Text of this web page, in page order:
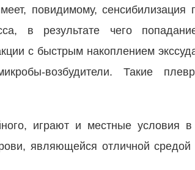
пови­димому, сенсибилизация
в результате чего
с быстрым накоплением
возбудители. Такие
иг­рают и местные условия в
являющейся отличной сре­дой